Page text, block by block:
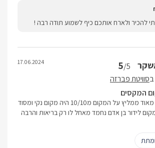
להכיר ולארח אותכם כיף לשמוע תודה רבה !
5/5
סוויטת פברזה
17.06.2024
המקסים
היה ממש כיף נהנינו מאוד ממליץ על המקום מ10/10 היה מקום נקי ומסוד
לידור בן אדם נחמד מאחל לו רק בריאות והרבה